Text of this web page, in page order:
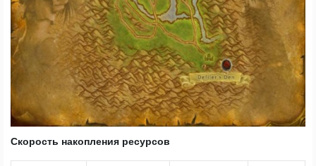
Скорость накопления ресурсов